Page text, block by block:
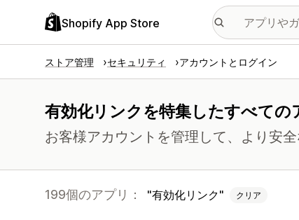
Shopify App Store
ストア管理 セキュリティ アカウントとログイン
有効化リンクを特集したすべて
お客様アカウントを管理して、より安
199個のアプリ： 有効化リンク クリア